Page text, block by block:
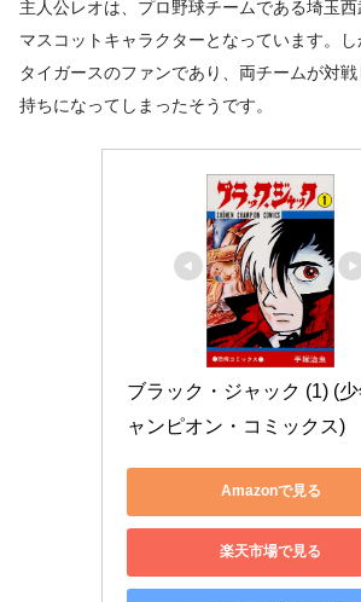
主人公レオは、プロ野球チームである埼玉
マスコットキャラクターとなっています。
タイガースのファンであり、両チームが対
持ちになってしまったそうです。
ブラック・ジャック (1) (
ャンピオン・コミックス)
Amazonで見る
楽天市場で見る